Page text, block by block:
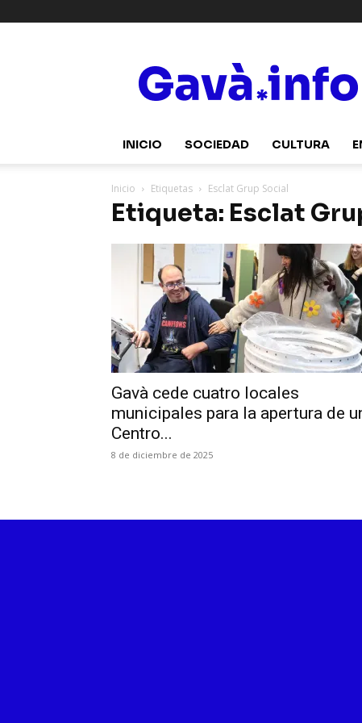
INICIO SOCIEDAD CULTURA
Inicio Etiquetas Esclat Grup Social
Etiqueta: Esclat
Gavà cede cuatro locales
municipales para la apertura de
Centro...
8 de diciembre de 2025